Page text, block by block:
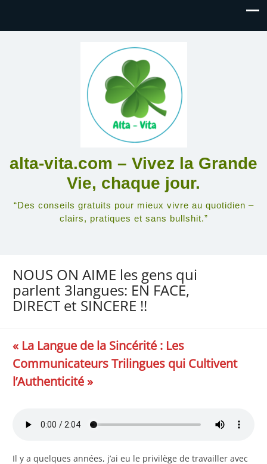
alta-vita.com – Vivez la Grande
Vie, chaque jour.
“Des conseils gratuits pour mieux vivre au quotidien –
clairs, pratiques et sans bullshit.”
NOUS ON AIME les gens qui
parlent 3langues: EN FACE,
DIRECT et SINCERE !!
« La Langue de la Sincérité : Les
Communicateurs Trilingues qui Cultivent
l’Authenticité »
Il y a quelques années, j’ai eu le privilège de travailler avec